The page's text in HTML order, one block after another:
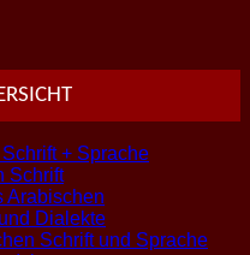
+ Sprache
Schrift
Arabischen
Dialekte
Schrift und Sprache